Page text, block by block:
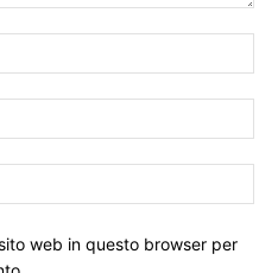
web in questo browser per